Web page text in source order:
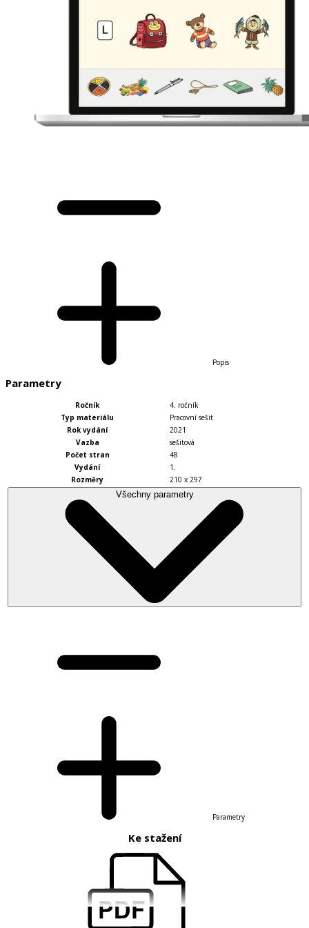
Popis
Parametry
Ročník
4. ročník
Typ materiálu
Pracovní sešit
Rok vydání
2021
Vazba
sešitová
Počet stran
48
Vydání
1.
Rozměry
210 x 297
Všechny parametry
Parametry
Ke stažení